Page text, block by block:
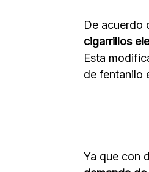
De acuerdo
cigarrillos
Esta
de fentanilo
Ya que con